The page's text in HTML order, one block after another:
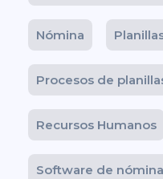
Nómina
Procesos de
Recursos Humanos
Software de nómina